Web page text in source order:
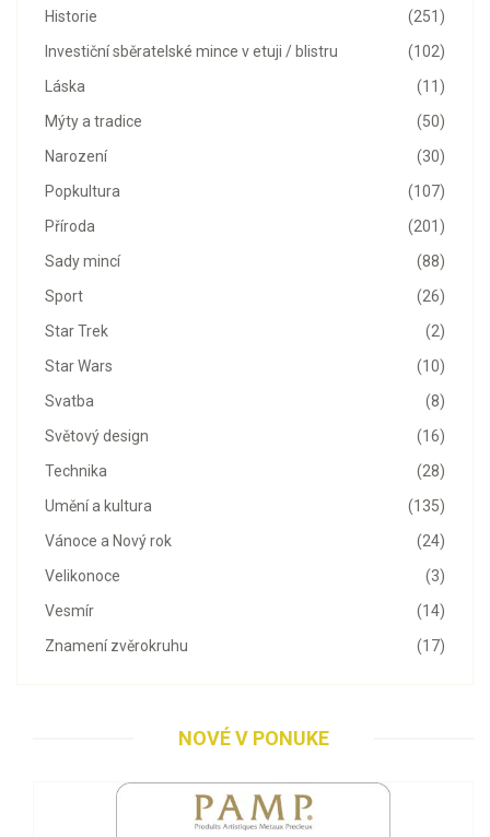
(251)
Historie
(102)
Investiční sběratelské mince v etuji / blistru
(11)
Láska
(50)
Mýty a tradice
(30)
Narození
(107)
Popkultura
(201)
Příroda
(88)
Sady mincí
(26)
Sport
(2)
Star Trek
(10)
Star Wars
(8)
Svatba
(16)
Světový design
(28)
Technika
(135)
Umění a kultura
(24)
Vánoce a Nový rok
(3)
Velikonoce
(14)
Vesmír
(17)
Znamení zvěrokruhu
NOVÉ V PONUKE